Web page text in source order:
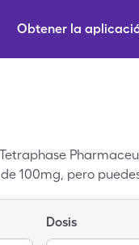
Obtener la
100mg, pero
Dosis